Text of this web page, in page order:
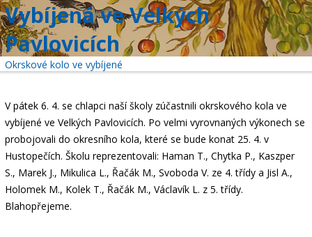
Volný čas
Kontakt
Akce
žákovská knížka
objednání obědů
Vybíjená ve Velkých
Pavlovicích
Okrskové kolo ve vybíjené
V pátek 6. 4. se chlapci naší školy zúčastnili okrskového kola ve
vybíjené ve Velkých Pavlovicích. Po velmi vyrovnaných výkonech se
probojovali do okresního kola, které se bude konat 25. 4. v
Hustopečích. Školu reprezentovali: Haman T., Chytka P., Kaszper
S., Marek J., Mikulica L., Řačák M., Svoboda V. ze 4. třídy a Jisl A.,
Holomek M., Kolek T., Řačák M., Václavík L. z 5. třídy.
Blahopřejeme.